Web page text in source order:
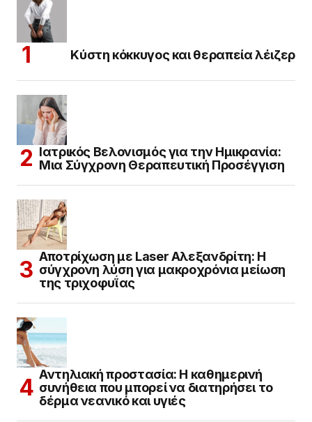
Κύστη κόκκυγος και θεραπεία λέιζερ
Ιατρικός Βελονισμός για την Ημικρανία:
Μια Σύγχρονη Θεραπευτική Προσέγγιση
Αποτρίχωση με Laser Αλεξανδρίτη: Η
σύγχρονη λύση για μακροχρόνια μείωση
της τριχοφυΐας
Αντηλιακή προστασία: Η καθημερινή
συνήθεια που μπορεί να διατηρήσει το
δέρμα νεανικό και υγιές